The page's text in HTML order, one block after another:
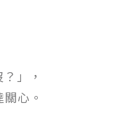
」，
心。